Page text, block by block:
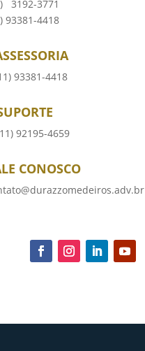
3192-3771
93381-4418
93381-4418
92195-4659
CONOSCO